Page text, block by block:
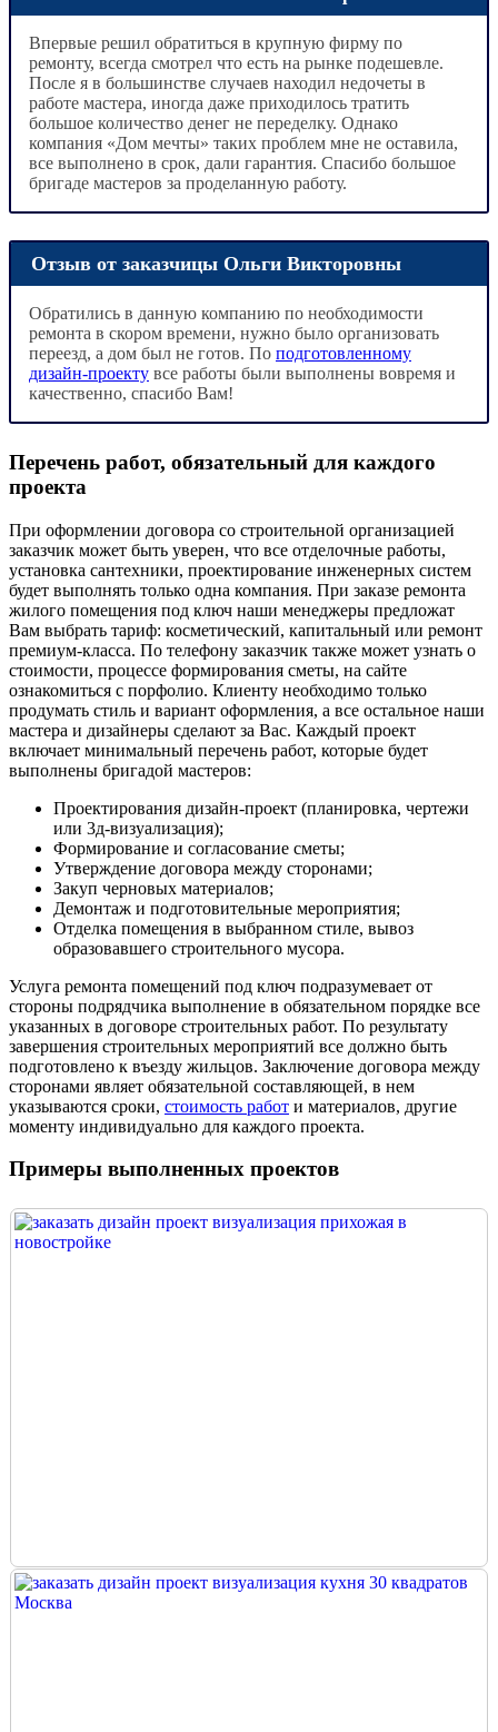
Впервые решил обратиться в крупную фирму по
ремонту, всегда смотрел что есть на рынке подешевле.
После я в большинстве случаев находил недочеты в
работе мастера, иногда даже приходилось тратить
большое количество денег не переделку. Однако
компания «Дом мечты» таких проблем мне не оставила,
все выполнено в срок, дали гарантия. Спасибо большое
бригаде мастеров за проделанную работу.
Отзыв от заказчицы Ольги Викторовны
Обратились в данную компанию по необходимости
ремонта в скором времени, нужно было организовать
переезд, а дом был не готов. По подготовленному
дизайн-проекту все работы были выполнены вовремя и
качественно, спасибо Вам!
Перечень работ, обязательный для каждого
проекта
При оформлении договора со строительной организацией
заказчик может быть уверен, что все отделочные работы,
установка сантехники, проектирование инженерных систем
будет выполнять только одна компания. При заказе ремонта
жилого помещения под ключ наши менеджеры предложат
Вам выбрать тариф: косметический, капитальный или ремонт
премиум-класса. По телефону заказчик также может узнать о
стоимости, процессе формирования сметы, на сайте
ознакомиться с порфолио. Клиенту необходимо только
продумать стиль и вариант оформления, а все остальное наши
мастера и дизайнеры сделают за Вас. Каждый проект
включает минимальный перечень работ, которые будет
выполнены бригадой мастеров:
Проектирования дизайн-проект (планировка, чертежи
или 3д-визуализация);
Формирование и согласование сметы;
Утверждение договора между сторонами;
Закуп черновых материалов;
Демонтаж и подготовительные мероприятия;
Отделка помещения в выбранном стиле, вывоз
образовавшего строительного мусора.
Услуга ремонта помещений под ключ подразумевает от
стороны подрядчика выполнение в обязательном порядке все
указанных в договоре строительных работ. По результату
завершения строительных мероприятий все должно быть
подготовлено к въезду жильцов. Заключение договора между
сторонами являет обязательной составляющей, в нем
указываются сроки, стоимость работ и материалов, другие
моменту индивидуально для каждого проекта.
Примеры выполненных проектов